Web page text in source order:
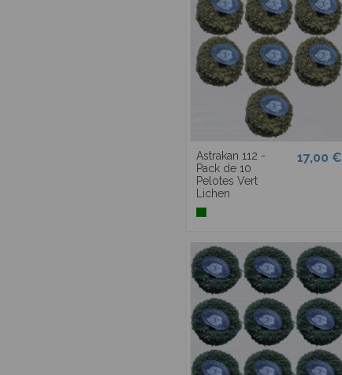
Astrakan 112 -
Pack de 10
Pelotes Vert
Lichen
17,00 €